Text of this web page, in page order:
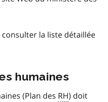
la liste détaillée
humaines
(Plan des RH) doit